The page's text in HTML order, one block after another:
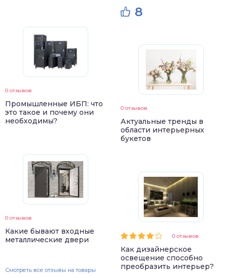
0 отзывов
Промышленные ИБП: что
это такое и почему они
необходимы?
0 отзывов
Какие бывают входные
металлические двери
Смотреть все отзывы на товары
8
0 отзывов
Актуальные тренды в
области интерьерных
букетов
0 отзывов
Как дизайнерское
освещение способно
преобразить интерьер?